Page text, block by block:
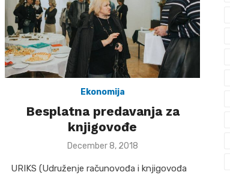
Ekonomija
Besplatna predavanja za
knjigovođe
Posted
December 8, 2018
URIKS (Udruženje računovođa i knjigovođa